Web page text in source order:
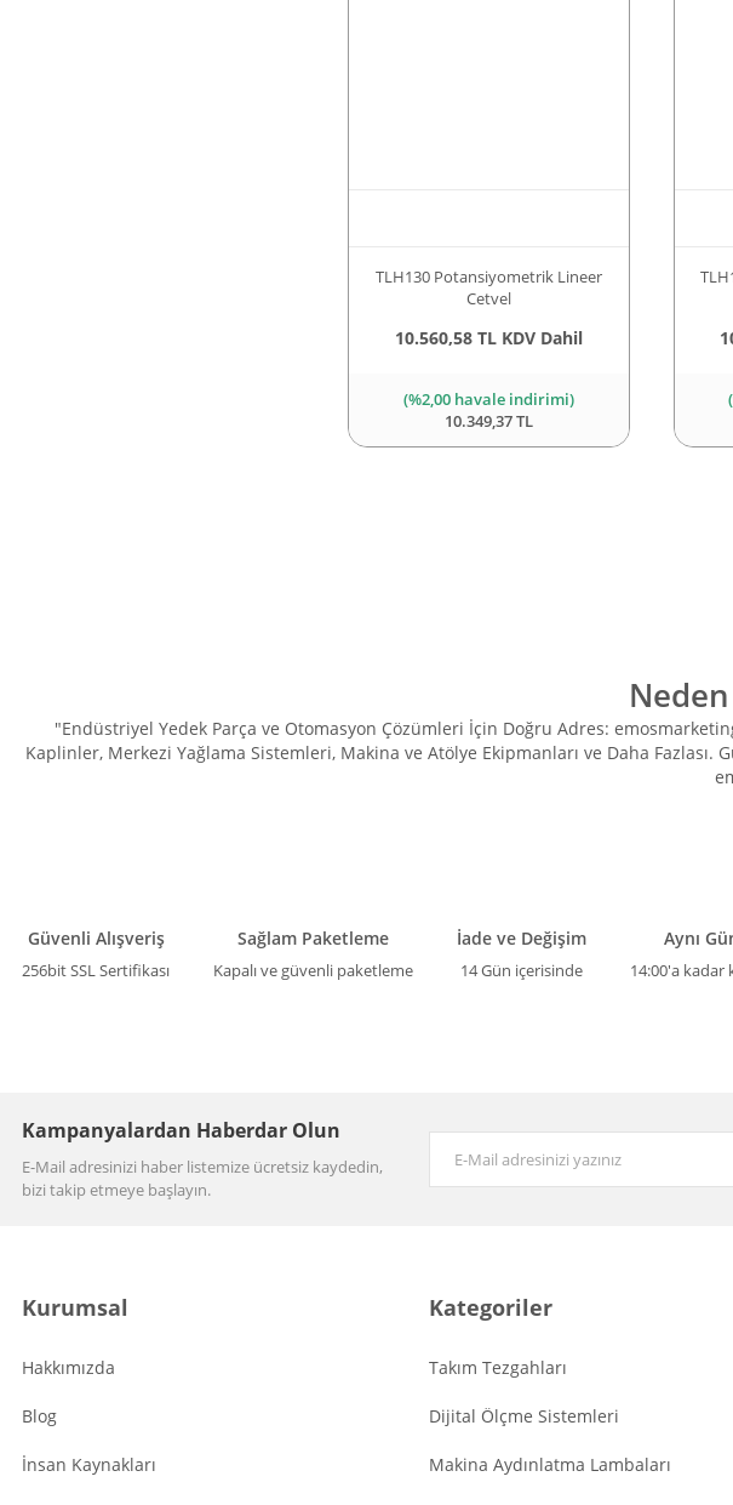
TLH130 Potansiyometrik Lineer
Cetvel
10.560,58 TL KDV Dahil
(%2,00 havale indirimi)
10.349,37 TL
"Endüstriyel Yedek Parça ve Otomasyon Çözümleri İçin Doğru Adres:
Kaplinler, Merkezi Yağlama Sistemleri, Makina ve Atölye Ekipmanları ve Daha
Güvenli Alışveriş
256bit SSL Sertifikası
Sağlam Paketleme
Kapalı ve güvenli paketleme
İade ve Değişim
14 Gün içerisinde
Aynı
14:00'a kadar
Kampanyalardan Haberdar Olun
E-Mail adresinizi haber listemize ücretsiz kaydedin,
bizi takip etmeye başlayın.
Kurumsal
Hakkımızda
Blog
İnsan Kaynakları
Kategoriler
Takım Tezgahları
Dijital Ölçme Sistemleri
Makina Aydınlatma Lambaları